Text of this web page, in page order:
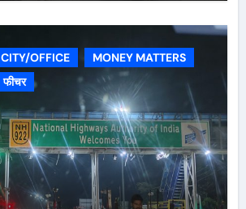
CITY/OFFICE
MONEY MATTERS
फीचर